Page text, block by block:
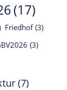
(17)
Friedhof (3)
(3)
(7)